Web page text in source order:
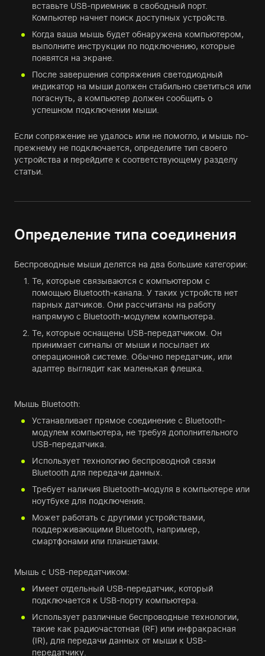
вставьте USB-приемник в свободный порт.
Компьютер начнет поиск доступных устройств.
Когда ваша мышь будет обнаружена компьютером,
выполните инструкции по подключению, которые
появятся на экране.
После завершения сопряжения светодиодный
индикатор на мыши должен стабильно светиться или
погаснуть, а компьютер должен сообщить о
успешном подключении мыши.
Если сопряжение не удалось или не помогло, и мышь по-
прежнему не подключается, определите тип своего
устройства и перейдите к соответствующему разделу
статьи.
Определение типа соединения
Беспроводные мыши делятся на два большие категории:
Те, которые связываются с компьютером с
помощью Bluetooth-канала. У таких устройств нет
парных датчиков. Они рассчитаны на работу
напрямую с Bluetooth-модулем компьютера.
Те, которые оснащены USB-передатчиком. Он
принимает сигналы от мыши и посылает их
операционной системе. Обычно передатчик, или
адаптер выглядит как маленькая флешка.
Мышь Bluetooth:
Устанавливает прямое соединение с Bluetooth-
модулем компьютера, не требуя дополнительного
USB-передатчика.
Использует технологию беспроводной связи
Bluetooth для передачи данных.
Требует наличия Bluetooth-модуля в компьютере или
ноутбуке для подключения.
Может работать с другими устройствами,
поддерживающими Bluetooth, например,
смартфонами или планшетами.
Мышь с USB-передатчиком:
Имеет отдельный USB-передатчик, который
подключается к USB-порту компьютера.
Использует различные беспроводные технологии,
такие как радиочастотная (RF) или инфракрасная
(IR), для передачи данных от мыши к USB-
передатчику.